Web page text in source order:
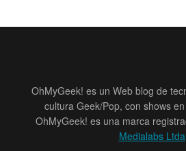
OhMyGeek! es un Web blog de
cultura Geek/Pop, con shows
OhMyGeek! es una marca
Medialabs Ltda